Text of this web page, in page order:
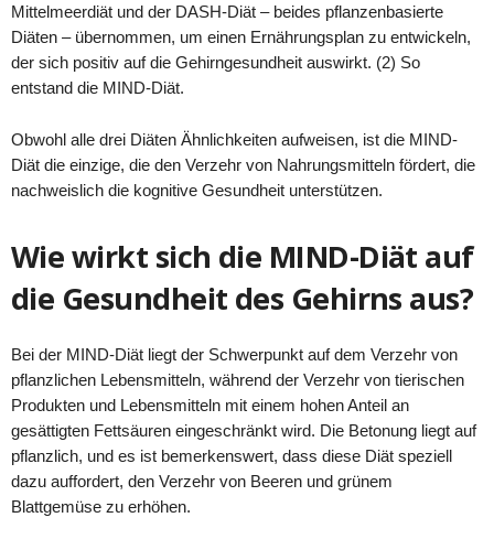
Mittelmeerdiät und der DASH-Diät – beides pflanzenbasierte
Diäten – übernommen, um einen Ernährungsplan zu entwickeln,
der sich positiv auf die Gehirngesundheit auswirkt. (2) So
entstand die MIND-Diät.
Obwohl alle drei Diäten Ähnlichkeiten aufweisen, ist die MIND-
Diät die einzige, die den Verzehr von Nahrungsmitteln fördert, die
nachweislich die kognitive Gesundheit unterstützen.
Wie wirkt sich die MIND-Diät auf
die Gesundheit des Gehirns aus?
Bei der MIND-Diät liegt der Schwerpunkt auf dem Verzehr von
pflanzlichen Lebensmitteln, während der Verzehr von tierischen
Produkten und Lebensmitteln mit einem hohen Anteil an
gesättigten Fettsäuren eingeschränkt wird. Die Betonung liegt auf
pflanzlich, und es ist bemerkenswert, dass diese Diät speziell
dazu auffordert, den Verzehr von Beeren und grünem
Blattgemüse zu erhöhen.